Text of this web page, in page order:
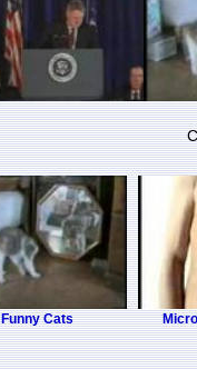
Funny Cats